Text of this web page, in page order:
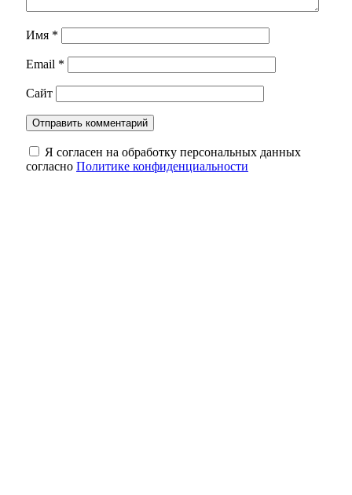
Имя *
Email *
Сайт
Я согласен на обработку персональных данных
согласно Политике конфиденциальности